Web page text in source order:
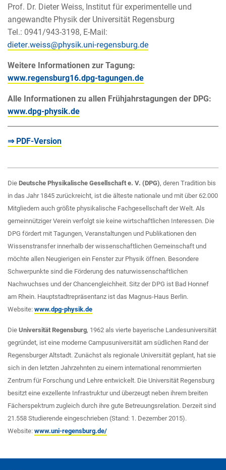
Prof. Dr. Dieter Weiss, Institut für experimentelle und
angewandte Physik der Universität Regensburg
Tel.: 0941/943-3198, E-Mail:
Weitere Informationen zur Tagung:
www.regensburg16.dpg-tagungen.de
Alle Informationen zu allen Frühjahrstagungen der DPG:
www.dpg-physik.de
⇒ PDF-Version
Die Deutsche Physikalische Gesellschaft e. V. (DPG), deren Tradition bis
in das Jahr 1845 zurückreicht, ist die älteste nationale und mit über 62.000
Mitgliedern auch größte physikalische Fachgesellschaft der Welt. Als
gemeinnütziger Verein verfolgt sie keine wirtschaftlichen Interessen. Die
DPG fördert mit Tagungen, Veranstaltungen und Publikationen den
Wissenstransfer innerhalb der wissenschaftlichen Gemeinschaft und
möchte allen Neugierigen ein Fenster zur Physik öffnen. Besondere
Schwerpunkte sind die Förderung des naturwissenschaftlichen
Nachwuchses und der Chancengleichheit. Sitz der DPG ist Bad Honnef
am Rhein. Hauptstadtrepräsentanz ist das Magnus-Haus Berlin.
Website: www.dpg-physik.de
Die Universität Regensburg, 1962 als vierte bayerische Landesuniversität
gegründet, ist eine moderne Campusuniversität am südlichen Rand der
Regensburger Altstadt. Zunächst als regionale Universität geplant, hat sie
sich in den letzten Jahrzehnten zu einem international renommierten
Zentrum für Forschung und Lehre entwickelt. Die Universität Regensburg
besitzt eine exzellente Infrastruktur und überzeugt neben ihrem breiten
Fächerspektrum zugleich durch ihre gute Betreuungsrelation. Derzeit sind
21.558 Studierende eingeschrieben (Stand: 1. Dezember 2015).
Website: www.uni-regensburg.de/